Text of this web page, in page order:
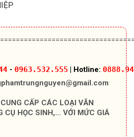
- 0963.532.555 | Hotline:
CẤP CÁC LOẠI VĂN
CỤ HỌC SINH,... VỚI MỨC GIÁ